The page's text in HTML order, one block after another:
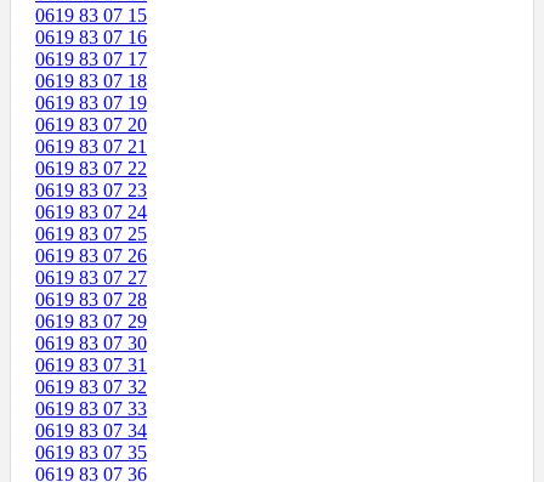
0619 83 07 15
0619 83 07 16
0619 83 07 17
0619 83 07 18
0619 83 07 19
0619 83 07 20
0619 83 07 21
0619 83 07 22
0619 83 07 23
0619 83 07 24
0619 83 07 25
0619 83 07 26
0619 83 07 27
0619 83 07 28
0619 83 07 29
0619 83 07 30
0619 83 07 31
0619 83 07 32
0619 83 07 33
0619 83 07 34
0619 83 07 35
0619 83 07 36